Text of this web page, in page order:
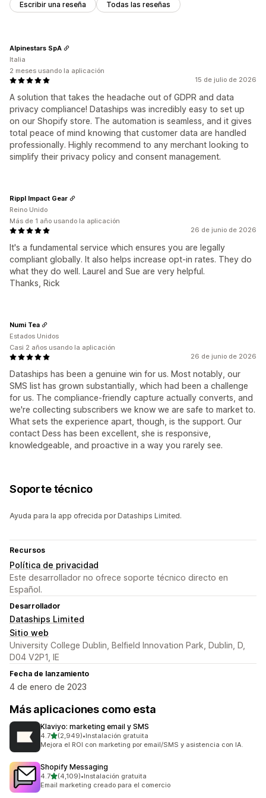
Escribir una reseña Todas las reseñas
15 de julio de 2026
A solution that takes the headache out of GDPR and data
privacy compliance! Dataships was incredibly easy to set up
on our Shopify store. The automation is seamless, and it gives
total peace of mind knowing that customer data are handled
professionally. Highly recommend to any merchant looking to
simplify their privacy policy and consent management.
Alpinestars SpA
Italia
2 meses usando la aplicación
26 de junio de 2026
It's a fundamental service which ensures you are legally
compliant globally. It also helps increase opt-in rates. They do
what they do well. Laurel and Sue are very helpful.
Thanks, Rick
Rippl Impact Gear
Reino Unido
Más de 1 año usando la aplicación
26 de junio de 2026
Dataships has been a genuine win for us. Most notably, our
SMS list has grown substantially, which had been a challenge
for us. The compliance-friendly capture actually converts, and
we're collecting subscribers we know we are safe to market to.
What sets the experience apart, though, is the support. Our
contact Dess has been excellent, she is responsive,
knowledgeable, and proactive in a way you rarely see.
Numi Tea
Estados Unidos
Casi 2 años usando la aplicación
Soporte técnico
Ayuda para la app ofrecida por Dataships Limited.
Recursos
Política de privacidad
Este desarrollador no ofrece soporte técnico directo en
Español.
Desarrollador
Dataships Limited
Sitio web
University College Dublin, Belfield Innovation Park, Dublin, D,
D04 V2P1, IE
Fecha de lanzamiento
4 de enero de 2023
Más aplicaciones como esta
Klaviyo: marketing email y SMS
4.7de 5 estrellas
(2,949)
2949 reseñas en total
•Instalación gratuita
Mejora el ROI con marketing por email/SMS y asistencia con IA.
Shopify Messaging
4.7de 5 estrellas
(4,109)
4109 reseñas en total
•Instalación gratuita
Email marketing creado para el comercio